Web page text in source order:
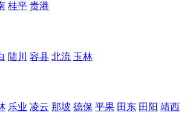
桂平 贵港
陆川 容县 北流 玉林
乐业 凌云 那坡 德保 平果 田东 田阳 靖西